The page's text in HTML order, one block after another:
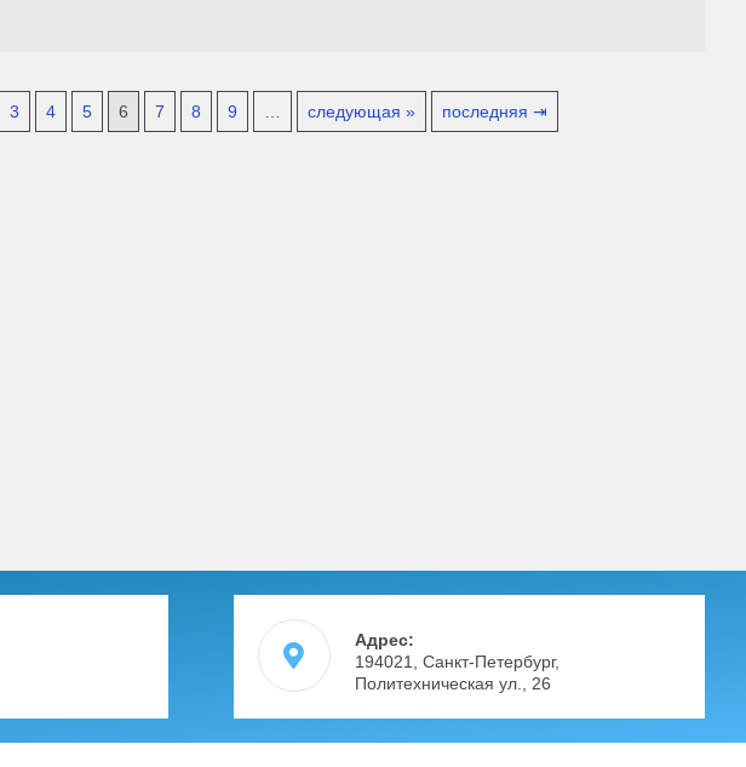
3 4 5 6 7 8 9 следующая » последняя ⇥
Адрес:
194021, Санкт-Петербург,
Политехническая ул., 26